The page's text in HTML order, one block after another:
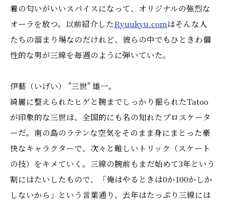
着の匂いがいいスパイスになって、オリジナルの強烈な
オーラを放つ。以前紹介したRyuukyu.comはそんな人
たちの溜まり場なのだけれど、彼らの中でもひときわ個
性的な男が三線を毎週のように弾いていた。
伊藝（いげい） "三世" 雄一。
綺麗に整えられたヒゲと腕までしっかり掘られたTatoo
が印象的な三世は、全国的にも名の知れたプロスケータ
ーだ。南の島のラテンな空気をそのまま身にまとった豪
快なキャラクターで、次々と難しいトリック（スケート
の技）をキメていく。三線の腕前もまだ始めて3年という
割にはたいしたもので、「俺はやるときは0か100かしか
しないから」という言葉通り、去年はたっぷり三線には